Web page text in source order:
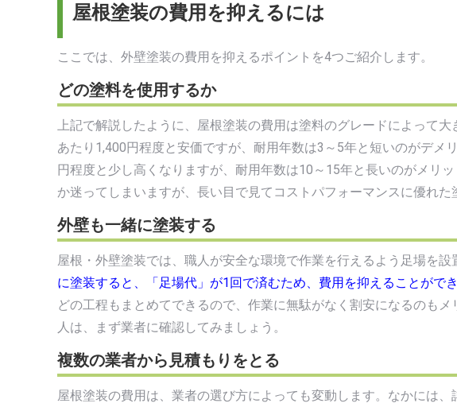
屋根塗装の費用を抑えるには
ここでは、外壁塗装の費用を抑えるポイントを4つご紹介します。
どの塗料を使用するか
上記で解説したように、屋根塗装の費用は塗料のグレードによって
あたり1,400円程度と安価ですが、耐用年数は3～5年と短いのがデメ
円程度と少し高くなりますが、耐用年数は10～15年と長いのがメリ
か迷ってしまいますが、長い目で見てコストパフォーマンスに優れた
外壁も一緒に塗装する
屋根・外壁塗装では、職人が安全な環境で作業を行えるよう足場を設
に塗装すると、「足場代」が1回で済むため、費用を抑えることができ
どの工程もまとめてできるので、作業に無駄がなく割安になるのも
人は、まず業者に確認してみましょう。
複数の業者から見積もりをとる
屋根塗装の費用は、業者の選び方によっても変動します。なかには